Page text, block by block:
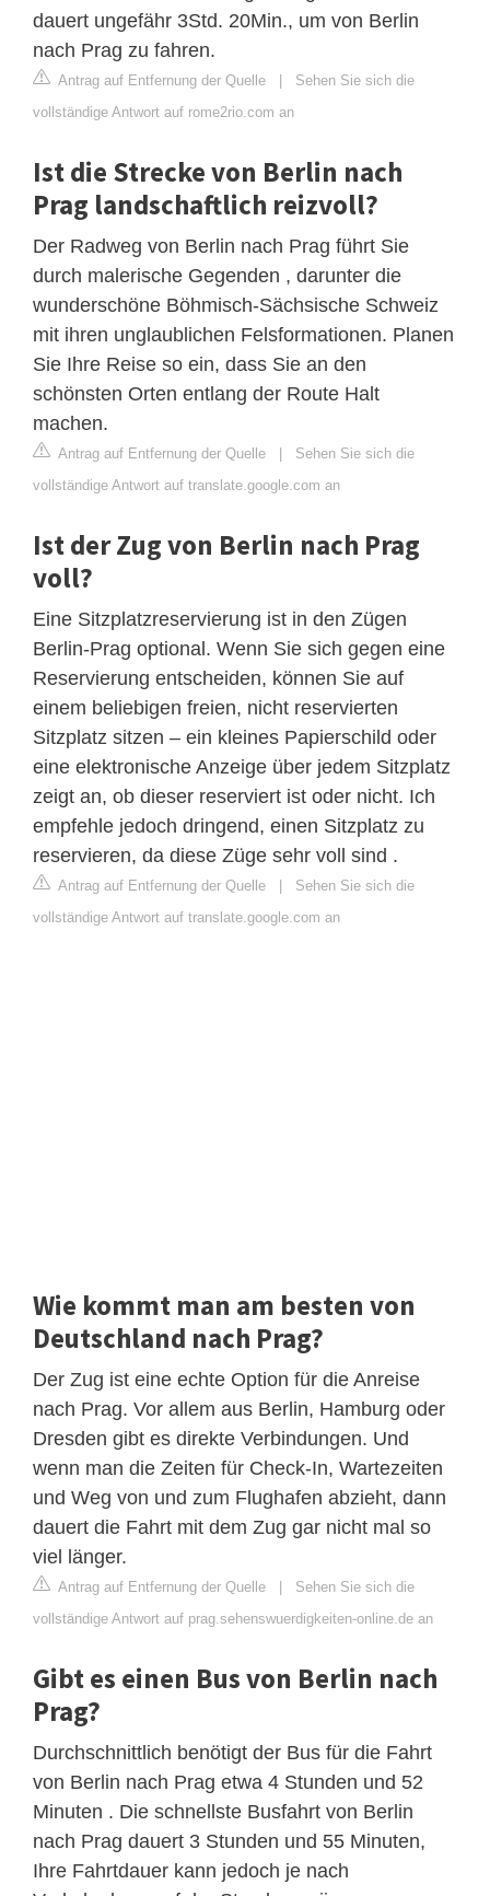
dauert ungefähr 3Std. 20Min., um von Berlin
nach Prag zu fahren.
Antrag auf Entfernung der Quelle | Sehen Sie sich die
vollständige Antwort auf rome2rio.com an
Ist die Strecke von Berlin nach
Prag landschaftlich reizvoll?
Der Radweg von Berlin nach Prag führt Sie
durch malerische Gegenden , darunter die
wunderschöne Böhmisch-Sächsische Schweiz
mit ihren unglaublichen Felsformationen. Planen
Sie Ihre Reise so ein, dass Sie an den
schönsten Orten entlang der Route Halt
machen.
Antrag auf Entfernung der Quelle | Sehen Sie sich die
vollständige Antwort auf translate.google.com an
Ist der Zug von Berlin nach Prag
voll?
Eine Sitzplatzreservierung ist in den Zügen
Berlin-Prag optional. Wenn Sie sich gegen eine
Reservierung entscheiden, können Sie auf
einem beliebigen freien, nicht reservierten
Sitzplatz sitzen – ein kleines Papierschild oder
eine elektronische Anzeige über jedem Sitzplatz
zeigt an, ob dieser reserviert ist oder nicht. Ich
empfehle jedoch dringend, einen Sitzplatz zu
reservieren, da diese Züge sehr voll sind .
Antrag auf Entfernung der Quelle | Sehen Sie sich die
vollständige Antwort auf translate.google.com an
Wie kommt man am besten von
Deutschland nach Prag?
Der Zug ist eine echte Option für die Anreise
nach Prag. Vor allem aus Berlin, Hamburg oder
Dresden gibt es direkte Verbindungen. Und
wenn man die Zeiten für Check-In, Wartezeiten
und Weg von und zum Flughafen abzieht, dann
dauert die Fahrt mit dem Zug gar nicht mal so
viel länger.
Antrag auf Entfernung der Quelle | Sehen Sie sich die
vollständige Antwort auf prag.sehenswuerdigkeiten-online.de an
Gibt es einen Bus von Berlin nach
Prag?
Durchschnittlich benötigt der Bus für die Fahrt
von Berlin nach Prag etwa 4 Stunden und 52
Minuten . Die schnellste Busfahrt von Berlin
nach Prag dauert 3 Stunden und 55 Minuten,
Ihre Fahrtdauer kann jedoch je nach